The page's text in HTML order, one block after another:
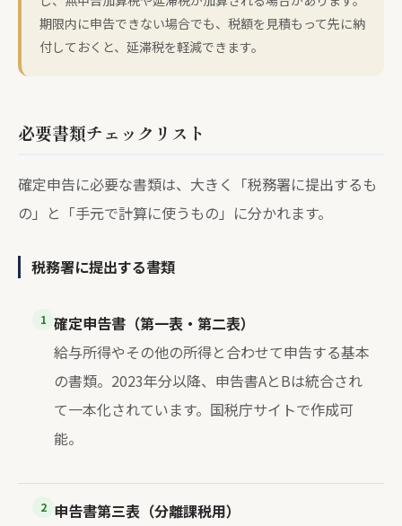
期限内に申告できない場合でも、税額を見積もって先に納
付しておくと、延滞税を軽減できます。
必要書類チェックリスト
確定申告に必要な書類は、大きく「税務署に提出するも
の」と「手元で計算に使うもの」に分かれます。
税務署に提出する書類
1 確定申告書（第一表・第二表）
給与所得やその他の所得と合わせて申告する基本
の書類。2023年分以降、申告書AとBは統合され
て一本化されています。国税庁サイトで作成可
能。
2 申告書第三表（分離課税用）